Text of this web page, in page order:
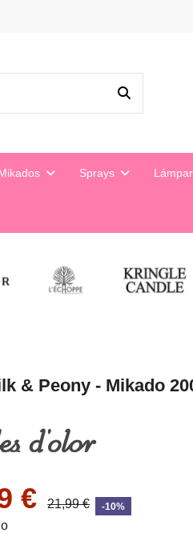
Sprays
& Peony - Mikado
€ 21,99 € -10%